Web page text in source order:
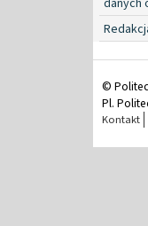
©
Pl.
Kontakt